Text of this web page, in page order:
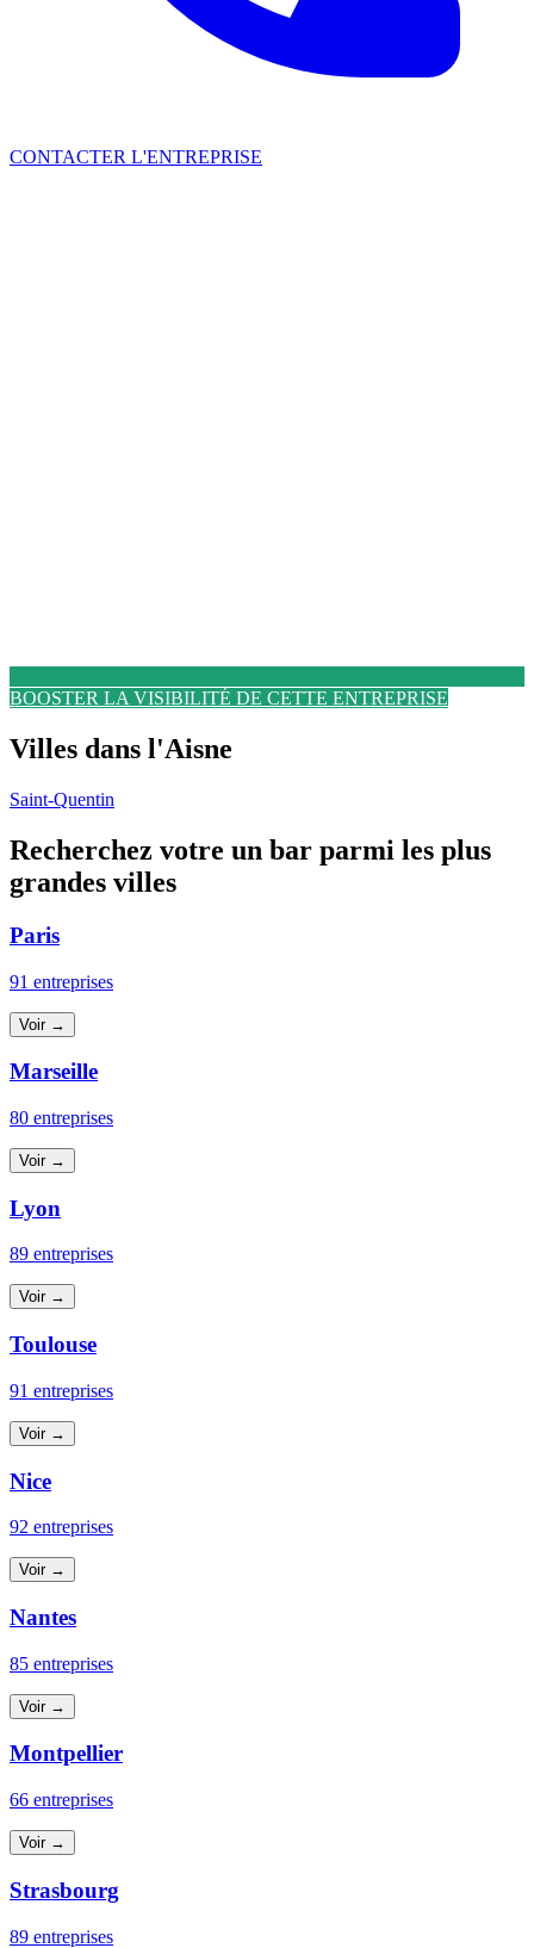
CONTACTER L'ENTREPRISE
BOOSTER LA VISIBILITÉ DE CETTE ENTREPRISE
Villes dans l'Aisne
Saint-Quentin
Recherchez votre un bar parmi les plus
grandes villes
Paris
91 entreprises
Voir →
Marseille
80 entreprises
Voir →
Lyon
89 entreprises
Voir →
Toulouse
91 entreprises
Voir →
Nice
92 entreprises
Voir →
Nantes
85 entreprises
Voir →
Montpellier
66 entreprises
Voir →
Strasbourg
89 entreprises